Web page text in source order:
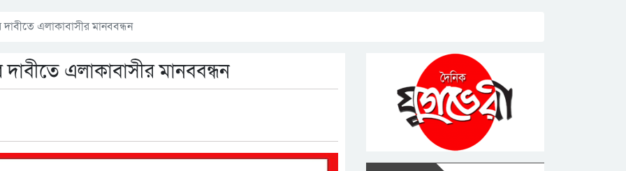
দাবীতে এলাকাবাসীর মানববন্ধন
দাবীতে এলাকাবাসীর মানববন্ধন